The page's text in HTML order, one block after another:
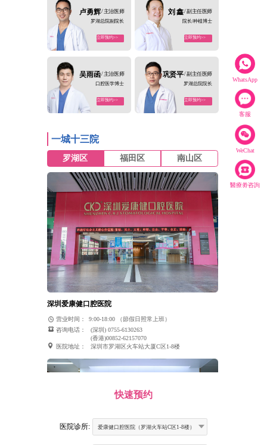
WhatsApp
客服
WeChat
醫療劵咨詢
卢勇辉/ 主治医师
罗湖总院副院长
立即预约>>
刘 鑫/ 副主任医师
院长/种植博士
立即预约>>
吴雨函/ 主治医师
口腔医学博士
立即预约>>
巩贤平/ 副主任医师
罗湖总院院长
立即预约>>
一城十三院
罗湖区 福田区 南山区
深圳爱康健口腔医院
营业时间：
9:00-18:00 （節假日照常上班）
咨询电话：
(深圳) 0755-6130263
(香港)00852-62157070
医院地址：
深圳市罗湖区火车站大厦C区1-8楼
快速预约
医院诊所: 爱康健口腔医院（罗湖火车站C区1-8楼）